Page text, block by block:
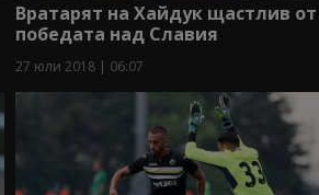
Вратарят на Хайдук щастлив от
победата над Славия
27 юли 2018 | 06:07